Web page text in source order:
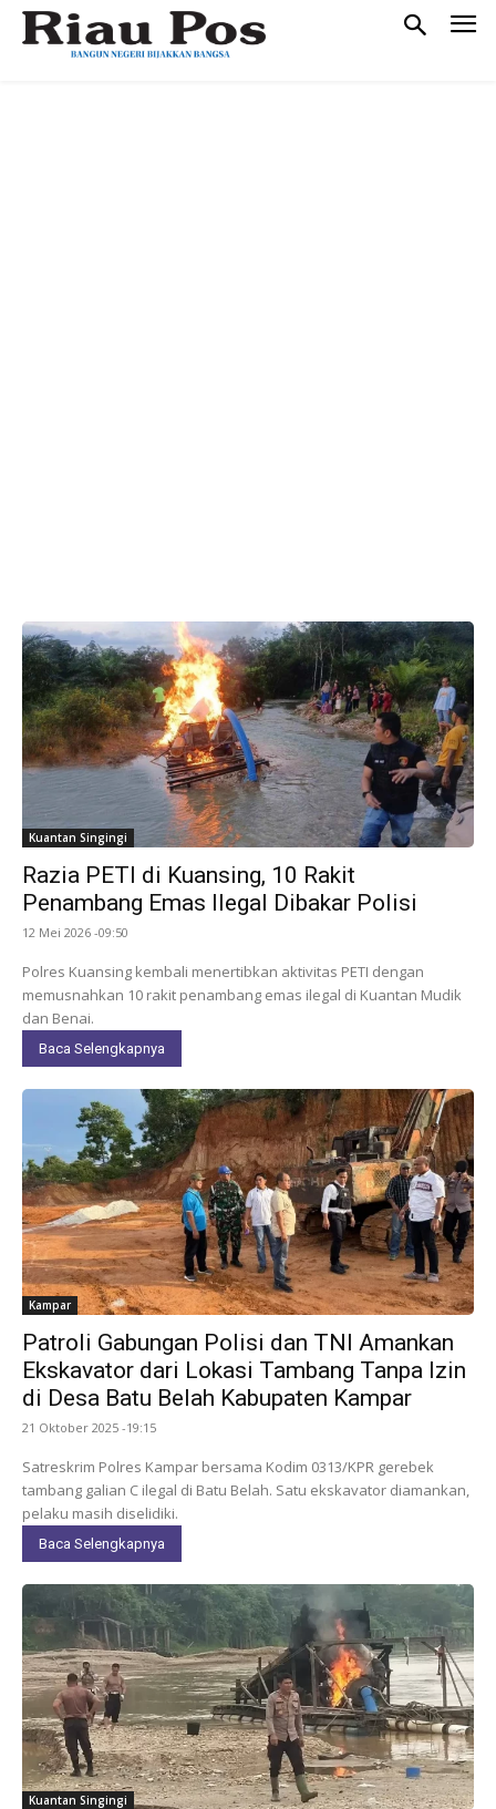
Kuantan Singingi
Razia PETI di Kuansing, 10 Rakit
Penambang Emas Ilegal Dibakar Polisi
12 Mei 2026 -09:50
Polres Kuansing kembali menertibkan aktivitas PETI dengan
memusnahkan 10 rakit penambang emas ilegal di Kuantan Mudik
dan Benai.
Baca Selengkapnya
Kampar
Patroli Gabungan Polisi dan TNI Amankan
Ekskavator dari Lokasi Tambang Tanpa Izin
di Desa Batu Belah Kabupaten Kampar
21 Oktober 2025 -19:15
Satreskrim Polres Kampar bersama Kodim 0313/KPR gerebek
tambang galian C ilegal di Batu Belah. Satu ekskavator diamankan,
pelaku masih diselidiki.
Baca Selengkapnya
Kuantan Singingi